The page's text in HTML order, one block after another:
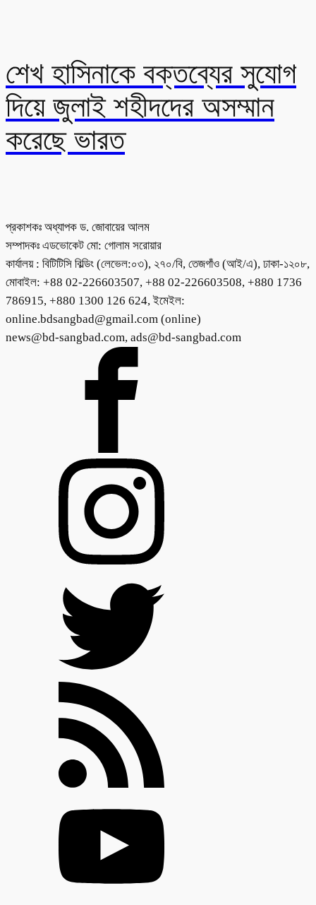
শেখ হাসিনাকে বক্তব্যের সুযোগ
দিয়ে জুলাই শহীদদের অসম্মান
করেছে ভারত
প্রকাশকঃ অধ্যাপক ড. জোবায়ের আলম
সম্পাদকঃ এডভোকেট মো: গোলাম সরোয়ার
কার্যালয় : বিটিটিসি বিল্ডিং (লেভেল:০৩), ২৭০/বি, তেজগাঁও (আই/এ), ঢাকা-১২০৮,
মোবাইল: +88 02-226603507, +88 02-226603508, +880 1736
786915, +880 1300 126 624, ইমেইল:
online.bdsangbad@gmail.com (online)
news@bd-sangbad.com, ads@bd-sangbad.com